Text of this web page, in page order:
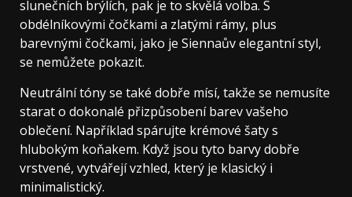
slunečních brýlích, pak je to skvělá volba. S
obdélníkovými čočkami a zlatými rámy, plus
barevnými čočkami, jako je Siennaův elegantní styl,
se nemůžete pokazit.
Neutrální tóny se také dobře mísí, takže se nemusíte
starat o dokonalé přizpůsobení barev vašeho
oblečení. Například spárujte krémové šaty s
hlubokým koňakem. Když jsou tyto barvy dobře
vrstvené, vytvářejí vzhled, který je klasický i
minimalistický.